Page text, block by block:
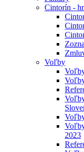
Cintorín -
Voľby
2023